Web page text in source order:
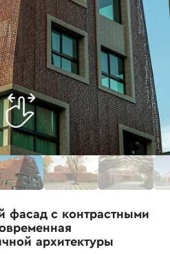
фасад с контрастными
архитектуры